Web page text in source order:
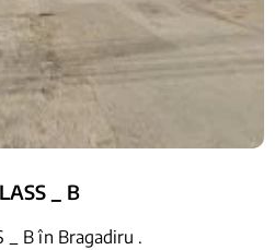
_ B
_ B în Bragadiru .